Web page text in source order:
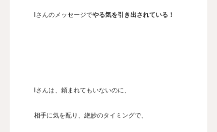
Iさんのメッセージでやる気を引き出されている！
Iさんは、頼まれてもいないのに、
相手に気を配り、絶妙のタイミングで、